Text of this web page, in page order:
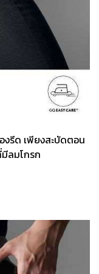
งรีด เพียงสะบัดตอน
ลมโกรก